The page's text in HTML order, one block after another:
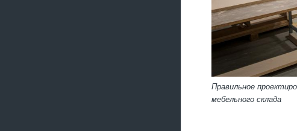
Правильное
мебельного склада